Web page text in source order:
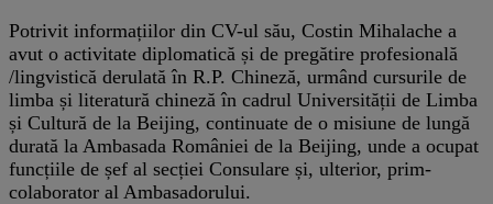
Potrivit informațiilor din CV-ul său, Costin Mihalache a
avut o activitate diplomatică și de pregătire profesională
/lingvistică derulată în R.P. Chineză, urmând cursurile de
limba și literatură chineză în cadrul Universității de Limba
și Cultură de la Beijing, continuate de o misiune de lungă
durată la Ambasada României de la Beijing, unde a ocupat
funcțiile de șef al secției Consulare și, ulterior, prim-
colaborator al Ambasadorului.